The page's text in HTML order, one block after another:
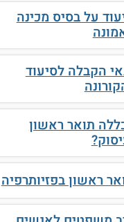
על בסיס מכינה
הקבלה לסיעוד
תואר ראשון
ראשון בפזיותרפיה